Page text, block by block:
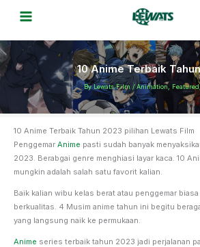
10 Anime Terbaik
ByLewats Film /Animation, Featured
10 Anime Terbaik Tahun 2023 pilihan Lewats Film
Penggemar Anime pasti sudah banyak
2023. Berabgai genre menghiasi layar kaca. 10
mungkin adalah salah satu favorit kalian.
Baik kalian wibu kelas berat atau penggemar
berkualitas. 4 Musim anime tahun ini begitu
yang langsung naik ke permukaan.
Anime series terbaik tahun 2023 jadi perjalanan